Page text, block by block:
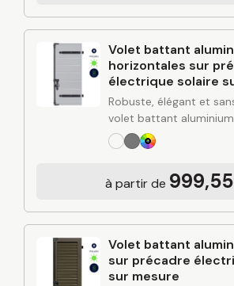
Volet battant
horizontales sur
électrique solaire
Robuste, élégant et
volet battant aluminium
Mesure apporte une
pour protéger et
rigidité de l’aluminium
à partir de
Volet battant
sur précadre
sur mesure